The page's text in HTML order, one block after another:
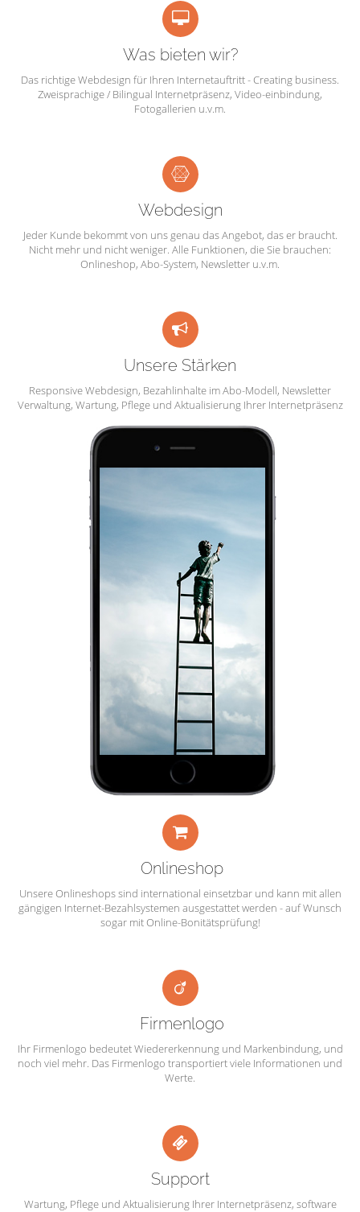
Was bieten wir?
Das richtige Webdesign für Ihren Internetauftritt - Creating business.
Zweisprachige / Bilingual Internetpräsenz, Video-einbindung,
Fotogallerien u.v.m.
Webdesign
Jeder Kunde bekommt von uns genau das Angebot, das er braucht.
Nicht mehr und nicht weniger. Alle Funktionen, die Sie brauchen:
Onlineshop, Abo-System, Newsletter u.v.m.
Unsere Stärken
Responsive Webdesign, Bezahlinhalte im Abo-Modell, Newsletter
Verwaltung, Wartung, Pflege und Aktualisierung Ihrer Internetpräsenz
Onlineshop
Unsere Onlineshops sind international einsetzbar und kann mit allen
gängigen Internet-Bezahlsystemen ausgestattet werden - auf Wunsch
sogar mit Online-Bonitätsprüfung!
Firmenlogo
Ihr Firmenlogo bedeutet Wiedererkennung und Markenbindung, und
noch viel mehr. Das Firmenlogo transportiert viele Informationen und
Werte.
Support
Wartung, Pflege und Aktualisierung Ihrer Internetpräsenz, software